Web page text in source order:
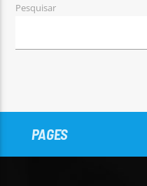
Pesquisar
PAGES